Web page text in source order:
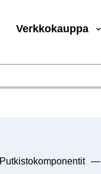
Verkkokauppa
Putkistokomponentit —